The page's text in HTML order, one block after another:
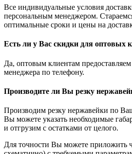
Все индивидуальные условия
персональным менеджером.
оптимальные сроки и цены на
Есть ли у Вас скидки для оптовых
Да, оптовым клиентам
менеджера по телефону.
Производите ли Вы резку
Производим резку нержавейки по
Вы можете указать необходимые
и отгрузим с остатками от целого.
Для точности Вы можете приложить